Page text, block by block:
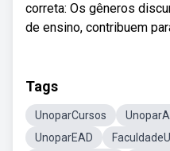
correta: Os gêneros
de ensino, contribuem
Tags
UnoparCursos
UnoparEAD